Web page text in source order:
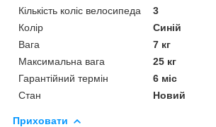
Кількість коліс велосипеда
3
Колір
Синій
Вага
7 кг
Максимальна вага
25 кг
Гарантійний термін
6 міс
Стан
Новий
Приховати